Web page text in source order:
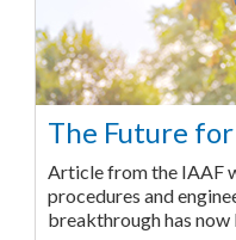
The Future
Article from the IAAF
procedures and
breakthrough has now